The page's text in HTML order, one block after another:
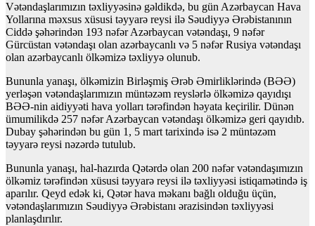
Vətəndaşlarımızın təxliyyəsinə gəldikdə, bu gün Azərbaycan Hava
Yollarına məxsus xüsusi təyyarə reysi ilə Səudiyyə Ərəbistanının
Ciddə şəhərindən 193 nəfər Azərbaycan vətəndaşı, 9 nəfər
Gürcüstan vətəndaşı olan azərbaycanlı və 5 nəfər Rusiya vətəndaşı
olan azərbaycanlı ölkəmizə təxliyyə olunub.
Bununla yanaşı, ölkəmizin Birləşmiş Ərəb Əmirliklərində (BƏƏ)
yerləşən vətəndaşlarımızın müntəzəm reyslərlə ölkəmizə qayıdışı
BƏƏ-nin aidiyyəti hava yolları tərəfindən həyata keçirilir. Dünən
ümumilikdə 257 nəfər Azərbaycan vətəndaşı ölkəmizə geri qayıdıb.
Dubay şəhərindən bu gün 1, 5 mart tarixində isə 2 müntəzəm
təyyarə reysi nəzərdə tutulub.
Bununla yanaşı, hal-hazırda Qətərdə olan 200 nəfər vətəndaşımızın
ölkəmiz tərəfindən xüsusi təyyarə reysi ilə təxliyyəsi istiqamətində iş
aparılır. Qeyd edək ki, Qətər hava məkanı bağlı olduğu üçün,
vətəndaşlarımızın Səudiyyə Ərəbistanı ərazisindən təxliyyəsi
planlaşdırılır.